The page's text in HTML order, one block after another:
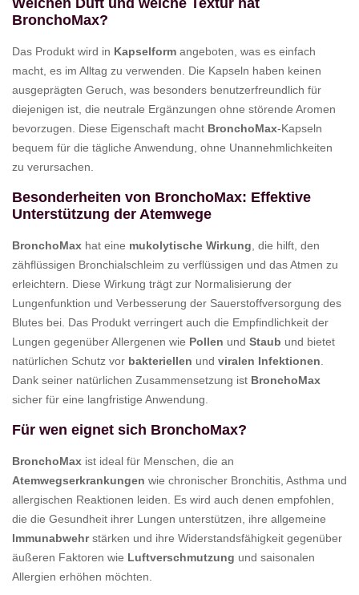
BronchoMax?
Das Produkt wird in Kapselform angeboten, was es einfach
macht, es im Alltag zu verwenden. Die Kapseln haben keinen
ausgeprägten Geruch, was besonders benutzerfreundlich für
diejenigen ist, die neutrale Ergänzungen ohne störende Aromen
bevorzugen. Diese Eigenschaft macht BronchoMax-Kapseln
bequem für die tägliche Anwendung, ohne Unannehmlichkeiten
zu verursachen.
Besonderheiten von BronchoMax: Effektive
Unterstützung der Atemwege
BronchoMax hat eine mukolytische Wirkung , die hilft, den
zähflüssigen Bronchialschleim zu verflüssigen und das Atmen zu
erleichtern. Diese Wirkung trägt zur Normalisierung der
Lungenfunktion und Verbesserung der Sauerstoffversorgung des
Blutes bei. Das Produkt verringert auch die Empfindlichkeit der
Lungen gegenüber Allergenen wie Pollen und Staub und bietet
natürlichen Schutz vor bakteriellen und viralen Infektionen
Dank seiner natürlichen Zusammensetzung ist BronchoMax
sicher für eine langfristige Anwendung.
Für wen eignet sich BronchoMax?
BronchoMax ist ideal für Menschen, die an
Atemwegserkrankungen wie chronischer Bronchitis, Asthma und
allergischen Reaktionen leiden. Es wird auch denen empfohlen,
die die Gesundheit ihrer Lungen unterstützen, ihre allgemeine
Immunabwehrstärken und ihre Widerstandsfähigkeit gegenüber
äußeren Faktoren wie Luftverschmutzung und saisonalen
Allergien erhöhen möchten.